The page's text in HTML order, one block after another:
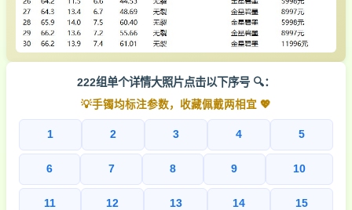
222组单个详情大照片点击以下序号 🔍：
💡手镯均标注参数，收藏佩戴两相宜 💖
1 2 3 4 5
6 7 8 9 10
11 12 13 14 15